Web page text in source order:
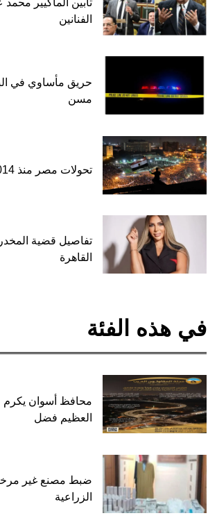
تأبين الماكيير
الفنانين
حريق مأساوي في
مسن
تحولات مصر منذ 2014 وحتى اليوم
تفاصيل قضية
القاهرة
في هذه الفئة
محافظ أسوان يكرم
العظيم فضل
ضبط مصنع غير مرخص
الزراعية